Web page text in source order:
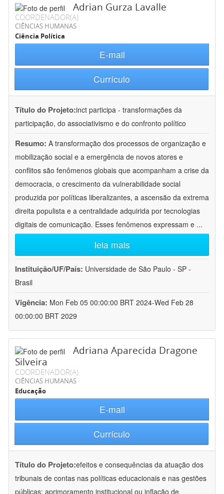
Adrian Gurza Lavalle
COORDENADOR(A)
CIÊNCIAS HUMANAS
Ciência Política
E-mail
Currículo
Título do Projeto:inct participa - transformações da
participação, do associativismo e do confronto político
Resumo: A transformação dos processos de organização e
mobilização social e a emergência de novos atores e
conflitos são fenômenos globais que acompanham a crise da
democracia, o crescimento da vulnerabilidade social
produzida por políticas liberalizantes, a ascensão da extrema
direita populista e a centralidade adquirida por tecnologias
digitais de comunicação. Esses fenômenos expressam e ...
leia mais
Instituição/UF/País: Universidade de São Paulo - SP -
Brasil
Vigência: Mon Feb 05 00:00:00 BRT 2024-Wed Feb 28
00:00:00 BRT 2029
Adriana Aparecida Dragone
Silveira
COORDENADOR(A)
CIÊNCIAS HUMANAS
Educação
E-mail
Currículo
Título do Projeto:efeitos e consequências da atuação dos
tribunais de contas nas políticas educacionais e nas gestões
públicas: aprimoramento institucional ou inflação de